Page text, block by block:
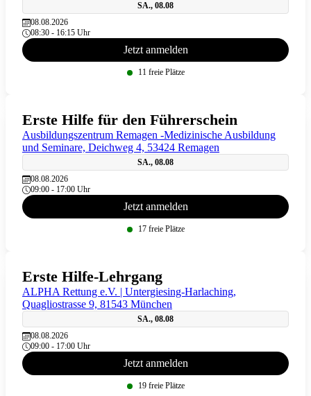
SA., 08.08
08.08.2026
08:30 - 16:15 Uhr
Jetzt anmelden
11 freie Plätze
SA., 08.08
08.08.2026
09:00 - 17:00 Uhr
Erste Hilfe für den Führerschein
Ausbildungszentrum Remagen -Medizinische Ausbildung
und Seminare, Deichweg 4, 53424 Remagen
Jetzt anmelden
17 freie Plätze
SA., 08.08
08.08.2026
09:00 - 17:00 Uhr
Erste Hilfe-Lehrgang
ALPHA Rettung e.V. | Untergiesing-Harlaching,
Quagliostrasse 9, 81543 München
Jetzt anmelden
19 freie Plätze